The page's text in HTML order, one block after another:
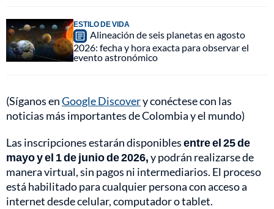
ESTILO DE VIDA
Alineación de seis planetas en agosto
2026: fecha y hora exacta para observar el
evento astronómico
(Síganos enGoogle Discovery conéctese con las
noticias más importantes de Colombia y el mundo)
Las inscripciones estarán disponiblesentre el 25 de
mayo y el 1 de junio de 2026,y podrán realizarse de
manera virtual, sin pagos ni intermediarios. El proceso
está habilitado para cualquier persona con acceso a
internet desde celular, computador o tablet.